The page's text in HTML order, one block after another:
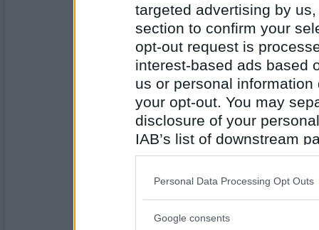
targeted advertising by
section to confirm your
opt-out request is
interest-based ads based
us or personal
your opt-out. You may
disclosure of your
IAB’s list of downstream
also be disclosed by us
Downstream Participants
Please note that this
Personal Data Processing Opt Outs
Google consents
Antal inlägg: 788
hon som var med i bonde söker fru, Åsa
Fadde.
- Ej medlem längre